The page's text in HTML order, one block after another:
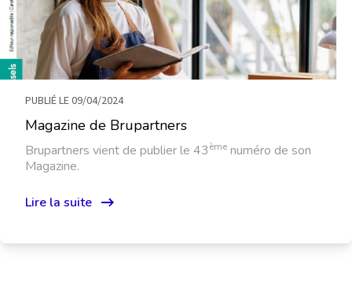
Magazine de Brupartners
Brupartners vient de publier le 43ème numéro de son
Magazine.
PUBLIÉ LE 09/04/2024
Lire la suite